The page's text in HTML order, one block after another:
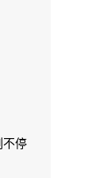
不停